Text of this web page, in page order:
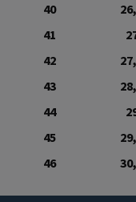
40
41
42
43
44
45
46